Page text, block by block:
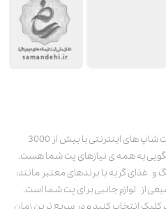
پت استور به عنوان یکی از قدیمی‌ترین پت شاپ های اینترنتی با بیش از 3000
به همه ی نیازهای پت شما هست.
غذای گربه با برندهای معتبر مانند:
از لوازم جانبی برای پت شما است.